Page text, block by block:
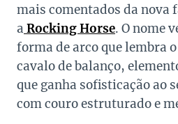
mais comentados da nova
a Rocking Horse. O nome
forma de arco que lembra
cavalo de balanço,
que ganha sofisticação ao
com couro estruturado e